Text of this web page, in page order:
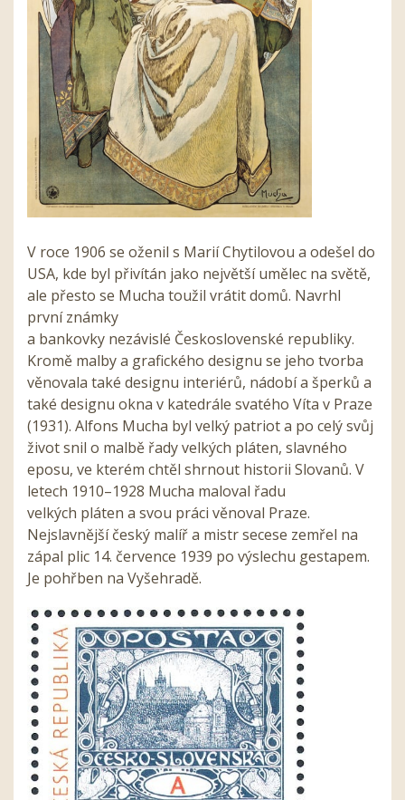
V roce 1906 se oženil s Marií Chytilovou a odešel do
USA, kde byl přivítán jako největší umělec na světě,
ale přesto se Mucha toužil vrátit domů. Navrhl
první známky
a bankovky nezávislé Československé republiky.
Kromě malby a grafického designu se jeho tvorba
věnovala také designu interiérů, nádobí a šperků a
také designu okna v katedrále svatého Víta v Praze
(1931). Alfons Mucha byl velký patriot a po celý svůj
život snil o malbě řady velkých pláten, slavného
eposu, ve kterém chtěl shrnout historii Slovanů. V
letech 1910–1928 Mucha maloval řadu
velkých pláten a svou práci věnoval Praze.
Nejslavnější český malíř a mistr secese zemřel na
zápal plic 14. července 1939 po výslechu gestapem.
Je pohřben na Vyšehradě.